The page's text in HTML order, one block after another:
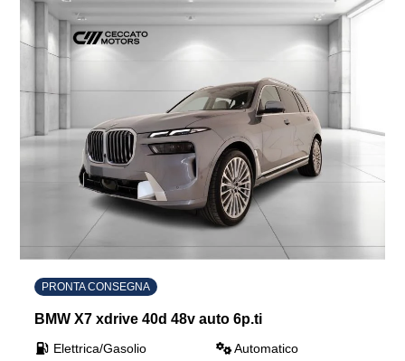
PRONTA CONSEGNA
BMW X7 xdrive 40d 48v auto 6p.ti
Elettrica/Gasolio
Automatico